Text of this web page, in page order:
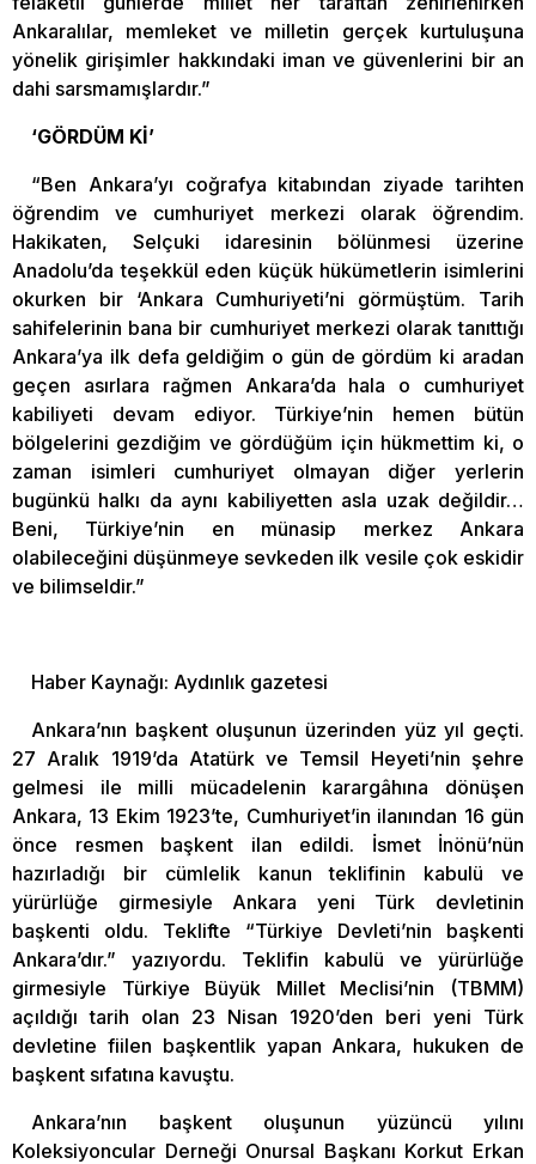
Ankaralılar, memleket ve milletin gerçek kurtuluşuna
yönelik girişimler hakkındaki iman ve güvenlerini bir an
dahi sarsmamışlardır.”
‘GÖRDÜM Kİ’
“Ben Ankara’yı coğrafya kitabından ziyade tarihten
öğrendim ve cumhuriyet merkezi olarak öğrendim.
Hakikaten, Selçuki idaresinin bölünmesi üzerine
Anadolu’da teşekkül eden küçük hükümetlerin isimlerini
okurken bir ‘Ankara Cumhuriyeti’ni görmüştüm. Tarih
sahifelerinin bana bir cumhuriyet merkezi olarak tanıttığı
Ankara’ya ilk defa geldiğim o gün de gördüm ki aradan
geçen asırlara rağmen Ankara’da hala o cumhuriyet
kabiliyeti devam ediyor. Türkiye’nin hemen bütün
bölgelerini gezdiğim ve gördüğüm için hükmettim ki, o
zaman isimleri cumhuriyet olmayan diğer yerlerin
bugünkü halkı da aynı kabiliyetten asla uzak değildir…
Beni, Türkiye’nin en münasip merkez Ankara
olabileceğini düşünmeye sevkeden ilk vesile çok eskidir
ve bilimseldir.”
Haber Kaynağı: Aydınlık gazetesi
Ankara’nın başkent oluşunun üzerinden yüz yıl geçti.
27 Aralık 1919’da Atatürk ve Temsil Heyeti’nin şehre
gelmesi ile milli mücadelenin karargâhına dönüşen
Ankara, 13 Ekim 1923’te, Cumhuriyet’in ilanından 16 gün
önce resmen başkent ilan edildi. İsmet İnönü’nün
hazırladığı bir cümlelik kanun teklifinin kabulü ve
yürürlüğe girmesiyle Ankara yeni Türk devletinin
başkenti oldu. Teklifte “Türkiye Devleti’nin başkenti
Ankara’dır.” yazıyordu. Teklifin kabulü ve yürürlüğe
girmesiyle Türkiye Büyük Millet Meclisi’nin (TBMM)
açıldığı tarih olan 23 Nisan 1920’den beri yeni Türk
devletine fiilen başkentlik yapan Ankara, hukuken de
başkent sıfatına kavuştu.
Ankara’nın başkent oluşunun yüzüncü yılını
Koleksiyoncular Derneği Onursal Başkanı Korkut Erkan